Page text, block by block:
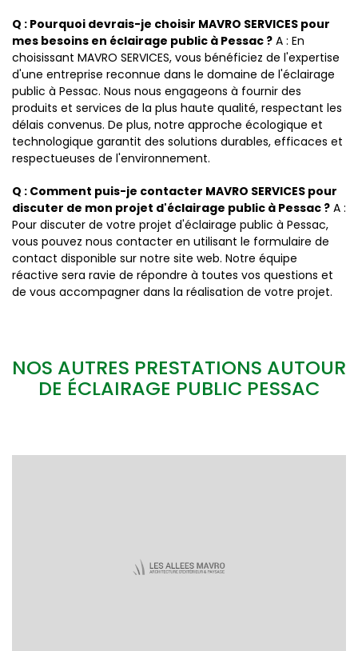
Q : Pourquoi devrais-je choisir MAVRO SERVICES pour
mes besoins en éclairage public à Pessac ? A : En
choisissant MAVRO SERVICES, vous bénéficiez de l'expertise
d'une entreprise reconnue dans le domaine de l'éclairage
public à Pessac. Nous nous engageons à fournir des
produits et services de la plus haute qualité, respectant les
délais convenus. De plus, notre approche écologique et
technologique garantit des solutions durables, efficaces et
respectueuses de l'environnement.
Q : Comment puis-je contacter MAVRO SERVICES pour
discuter de mon projet d'éclairage public à Pessac ? A :
Pour discuter de votre projet d'éclairage public à Pessac,
vous pouvez nous contacter en utilisant le formulaire de
contact disponible sur notre site web. Notre équipe
réactive sera ravie de répondre à toutes vos questions et
de vous accompagner dans la réalisation de votre projet.
NOS AUTRES PRESTATIONS AUTOUR
DE ÉCLAIRAGE PUBLIC PESSAC